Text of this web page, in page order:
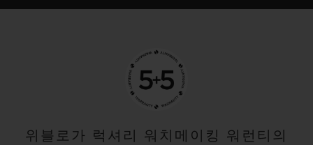
위블로가 럭셔리 워치메이킹 워런티의